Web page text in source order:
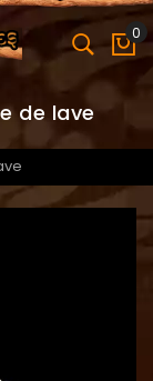
0
de lave